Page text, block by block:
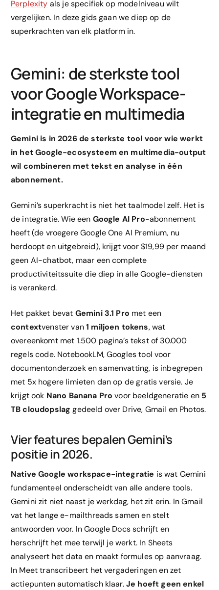
Perplexity als je specifiek op modelniveau wilt
vergelijken. In deze gids gaan we diep op de
superkrachten van elk platform in.
Gemini: de sterkste tool
voor Google Workspace-
integratie en multimedia
Gemini is in 2026 de sterkste tool voor wie werkt
in het Google-ecosysteem en multimedia-output
wil combineren met tekst en analyse in één
abonnement.
Gemini’s superkracht is niet het taalmodel zelf. Het is
de integratie. Wie een Google AI Pro-abonnement
heeft (de vroegere Google One AI Premium, nu
herdoopt en uitgebreid), krijgt voor $19,99 per maand
geen AI-chatbot, maar een complete
productiviteitssuite die diep in alle Google-diensten
is verankerd.
Het pakket bevat Gemini 3.1 Pro met een
contextvenster van1 miljoen tokens, wat
overeenkomt met 1.500 pagina’s tekst of 30.000
regels code. NotebookLM, Googles tool voor
documentonderzoek en samenvatting, is inbegrepen
met 5x hogere limieten dan op de gratis versie. Je
krijgt ook Nano Banana Pro voor beeldgeneratie en 5
TB cloudopslag gedeeld over Drive, Gmail en Photos.
Vier features bepalen Gemini’s
positie in 2026.
Native Google workspace-integratie is wat Gemini
fundamenteel onderscheidt van alle andere tools.
Gemini zit niet naast je werkdag, het zit erin. In Gmail
vat het lange e-mailthreads samen en stelt
antwoorden voor. In Google Docs schrijft en
herschrijft het mee terwijl je werkt. In Sheets
analyseert het data en maakt formules op aanvraag.
In Meet transcribeert het vergaderingen en zet
actiepunten automatisch klaar.Je hoeft geen enkel